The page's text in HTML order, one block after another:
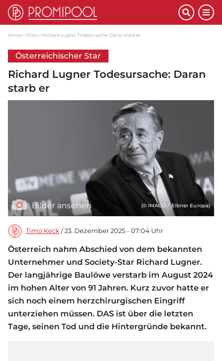
Home Stars Richard Lugner Todesursache: Daran starb er
Österreichischer Star
Richard Lugner Todesursache: Daran
starb er
Bilder ansehen (© IMAGO / Eibner Europa)
Timo Keck / 23. Dezember 2025 - 07:04 Uhr
Österreich nahm Abschied von dem bekannten
Unternehmer und Society-Star Richard Lugner.
Der langjährige Baulöwe verstarb im August 2024
im hohen Alter von 91 Jahren. Kurz zuvor hatte er
sich noch einem herzchirurgischen Eingriff
unterziehen müssen. DAS ist über die letzten
Tage, seinen Tod und die Hintergründe bekannt.